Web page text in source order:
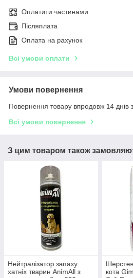
Оплатити частинами
Післяплата
Оплата на рахунок
Всі умови оплати
Умови повернення
Повернення товару впродовж 14 днів
Всі умови повернення
З цим товаром також
Нейтралізатор запаху
хатніх тварин AnimAll з
кота